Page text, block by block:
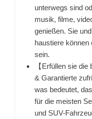
unterwegs sind
musik, filme,
genießen. Sie
haustiere können
sein.
【Erfüllen sie
& Garantierte
was bedeutet,
für die meisten
und SUV-